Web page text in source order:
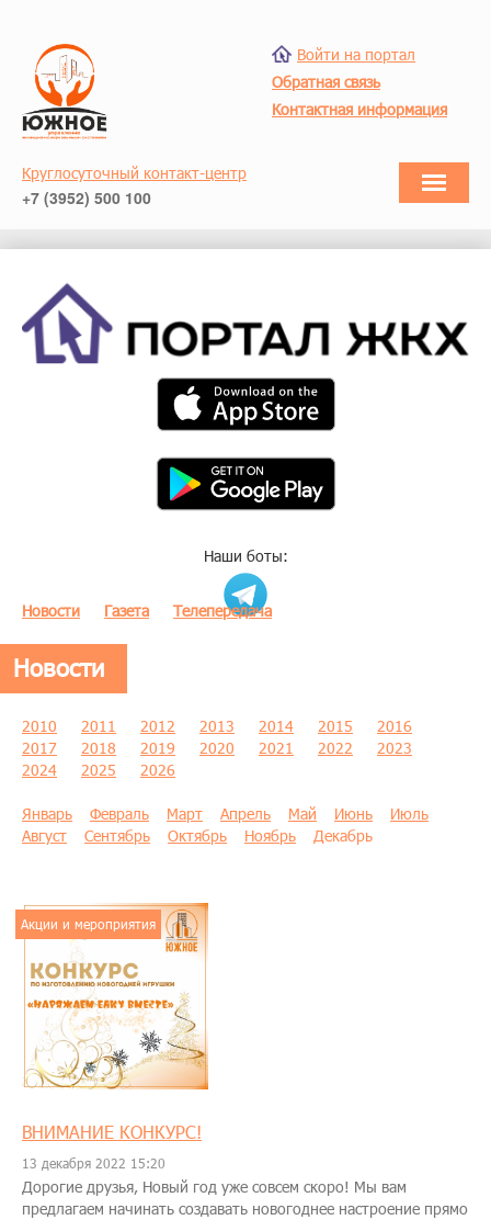
Войти на портал
Обратная связь
Контактная информация
Круглосуточный контакт-центр
+7 (3952) 500 100
Наши боты:
Новости Газета Телепередача
Новости
2010 2011 2012 2013 2014 2015
2016
2017
2018 2019 2020 2021 2022
2023
2024
2025 2026
Январь Февраль Март Апрель Май Июнь
Июль
Август
Сентябрь Октябрь Ноябрь Декабрь
Акции и мероприятия
ВНИМАНИЕ КОНКУРС!
13 декабря 2022 15:20
Дорогие друзья, Новый год уже совсем скоро! Мы вам
предлагаем начинать создавать новогоднее настроение прямо